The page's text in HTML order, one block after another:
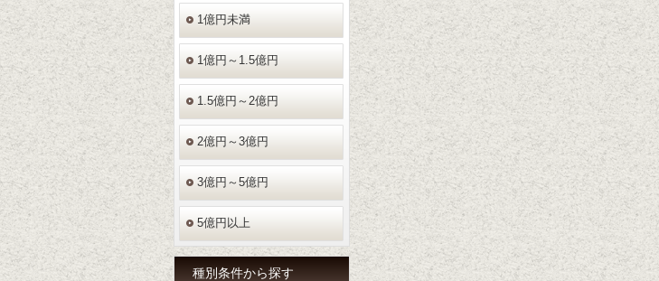
1億円未満
1億円～1.5億円
1.5億円～2億円
2億円～3億円
3億円～5億円
5億円以上
種別条件から探す